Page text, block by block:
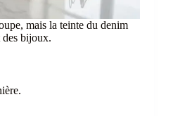
mais la teinte du denim
des bijoux.